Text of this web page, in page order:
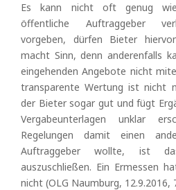
Es kann nicht oft genug
öffentliche Auftraggeber
vorgeben, dürfen Bieter
macht Sinn, denn anderenfalls
eingehenden Angebote nicht
transparente Wertung ist nicht
der Bieter sogar gut und fügt
Vergabeunterlagen unklar
Regelungen damit einen
Auftraggeber wollte, ist
auszuschließen. Ein Ermessen
nicht (OLG Naumburg, 12.9.2016,